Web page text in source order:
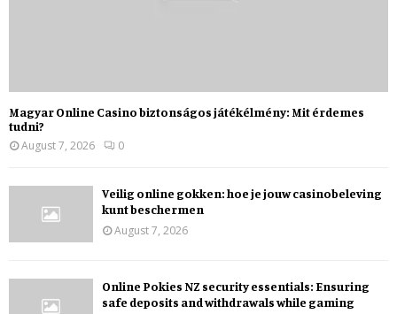
Magyar Online Casino biztonságos játékélmény: Mit érdemes
tudni?
August 7, 2026
0
Veilig online gokken: hoe je jouw casinobeleving
kunt beschermen
August 7, 2026
Online Pokies NZ security essentials: Ensuring
safe deposits and withdrawals while gaming